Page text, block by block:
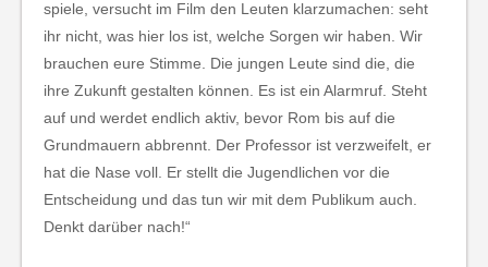
spiele, versucht im Film den Leuten klarzumachen: seht
ihr nicht, was hier los ist, welche Sorgen wir haben. Wir
brauchen eure Stimme. Die jungen Leute sind die, die
ihre Zukunft gestalten können. Es ist ein Alarmruf. Steht
auf und werdet endlich aktiv, bevor Rom bis auf die
Grundmauern abbrennt. Der Professor ist verzweifelt, er
hat die Nase voll. Er stellt die Jugendlichen vor die
Entscheidung und das tun wir mit dem Publikum auch.
Denkt darüber nach!“